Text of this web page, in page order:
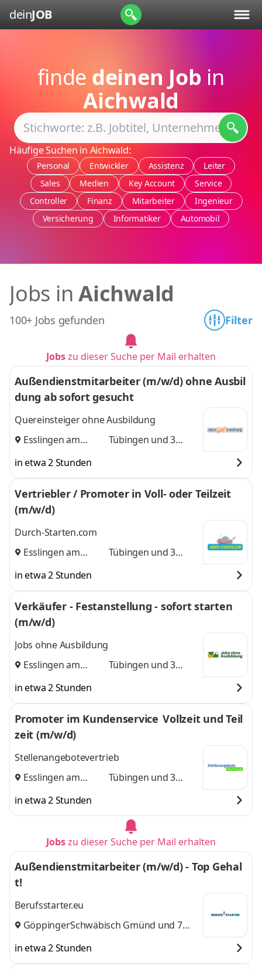
deinJOB
finde deinen Job in
Aichwald
Häufige Suchen in Aichwald:
Personal Entwickler Assistenz
Leiter
Sales
Medien Key Account
Service
Controller
Finanz Mitarbeiter
Ingenieur
Versicherung
Informatiker Automobil
Jobs in Aichwald
100+ Jobs gefunden Filter
Jobszu dieser Suche per Mail erhalten
Außendienstmitarbeiter (m/w/d) ohne Ausbil
dung ab sofort gesucht
Quereinsteiger ohne Ausbildung
Esslingen am
Tübingen und 3
in etwa 2 Stunden
Vertriebler / Promoter in Voll- oder Teilzeit
(m/w/d)
Durch-Starten.com
Esslingen am
Tübingen und 3
in etwa 2 Stunden
Verkäufer - Festanstellung - sofort starten
(m/w/d)
Jobs ohne Ausbildung
Esslingen am
Tübingen und 3
in etwa 2 Stunden
Promoter im Kundenservice Vollzeit und Teil
zeit (m/w/d)
Stellenangebotevertrieb
Esslingen am
Tübingen und 3
in etwa 2 Stunden
Jobszu dieser Suche per Mail erhalten
Außendienstmitarbeiter (m/w/d) - Top Gehal
t!
Berufsstarter.eu
Göppingen,
Schwäbisch Gmünd und 7
in etwa 2 Stunden